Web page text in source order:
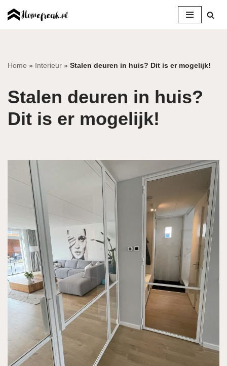
inhoud
Home » Interieur » Stalen deuren in huis? Dit is er mogelijk!
Stalen deuren in huis?
Dit is er mogelijk!